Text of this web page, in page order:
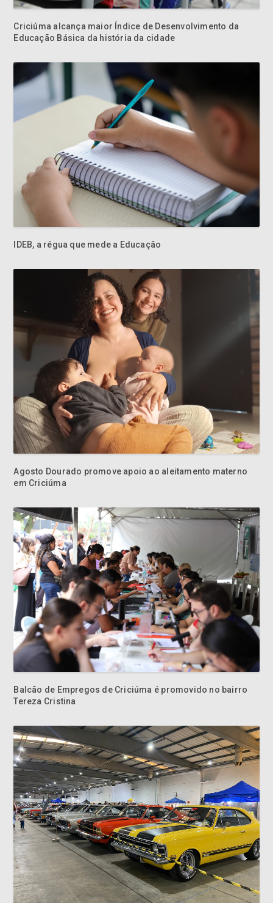
Criciúma alcança maior Índice de Desenvolvimento da
Educação Básica da história da cidade
IDEB, a régua que mede a Educação
Agosto Dourado promove apoio ao aleitamento materno
em Criciúma
Balcão de Empregos de Criciúma é promovido no bairro
Tereza Cristina